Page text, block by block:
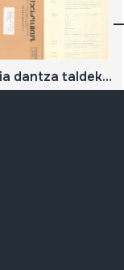
Argia dantza taldeko dantza zerrenda.